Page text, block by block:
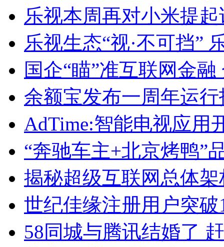
乐视本周再对小米提
乐视生态“视·不可挡”
国企“瞄”准互联网金
余额宝发布一周年运
AdTime:智能电视应用
“奔驰车主+北京烤鸭”
揭秘超级互联网总体
世纪佳缘注册用户突
58同城与腾讯结婚了